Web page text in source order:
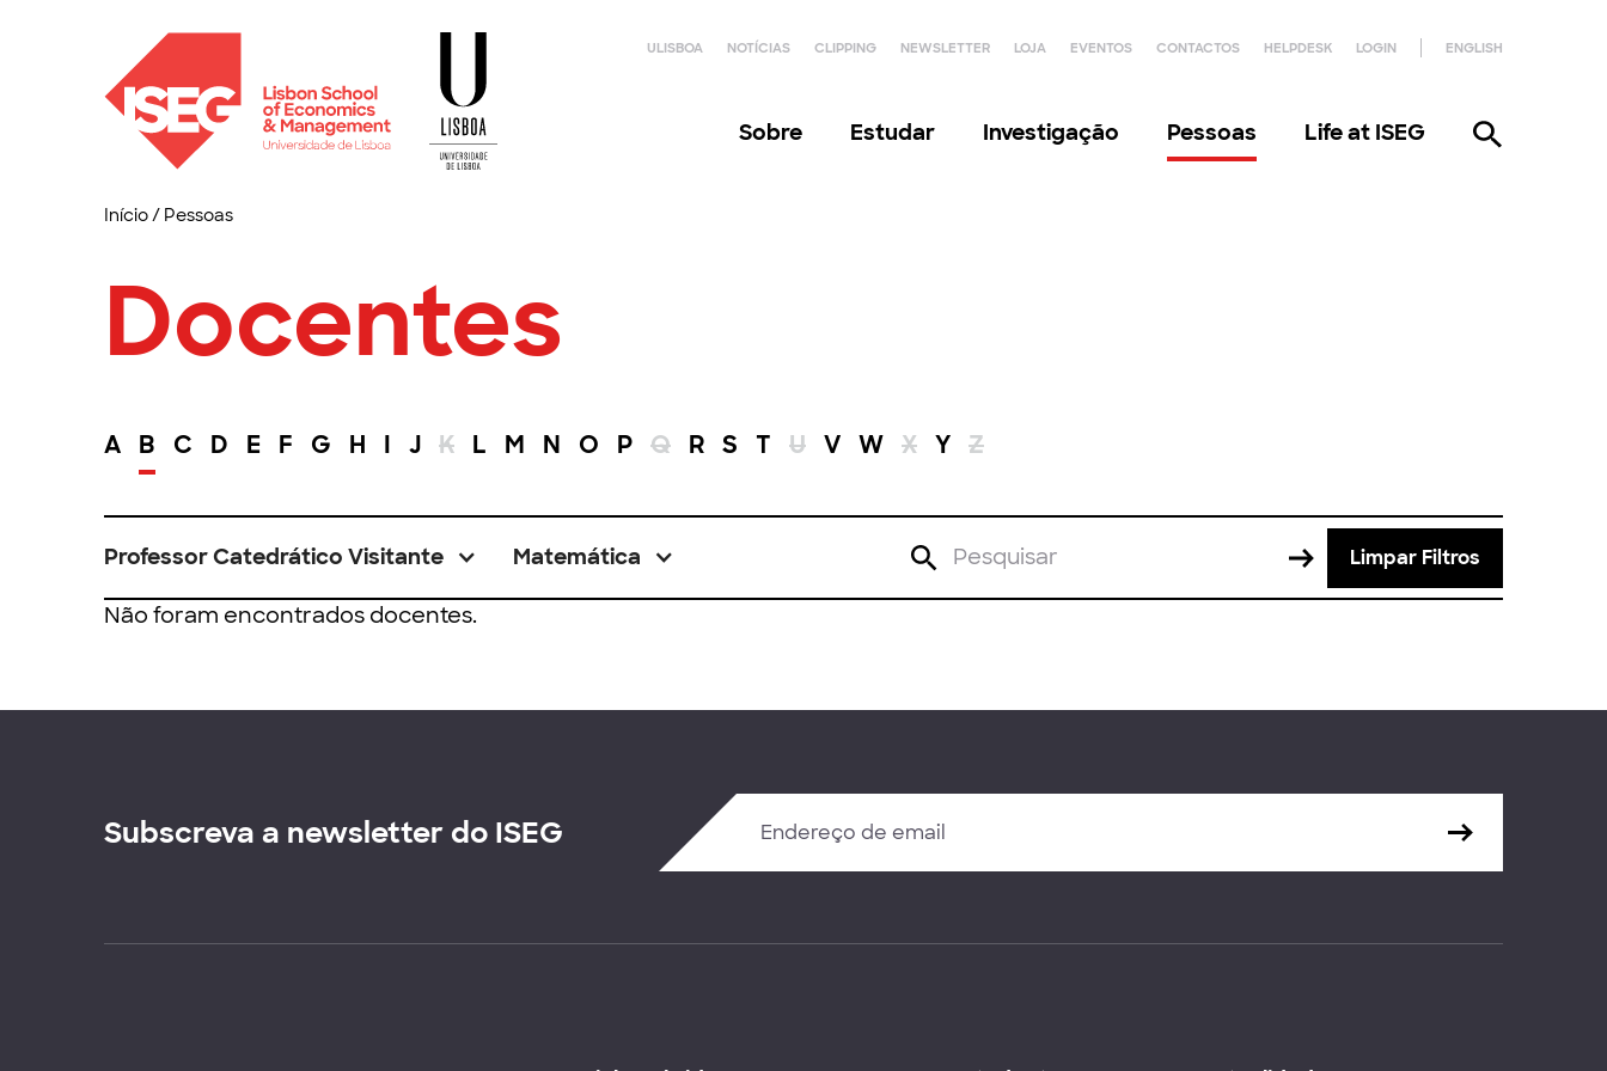
ULISBOA NOTÍCIAS CLIPPING NEWSLETTER LOJA EVENTOS CONTACTOS HELPDESK LOGIN ENGLISH
Sobre Estudar Investigação Pessoas Life at ISEG
Início/ Pessoas
Docentes
A B C D E F G H I J K L M N O P Q R S T U V W X Y Z
Professor Catedrático Visitante Matemática Limpar Filtros
Não foram encontrados docentes.
Subscreva a newsletter do ISEG